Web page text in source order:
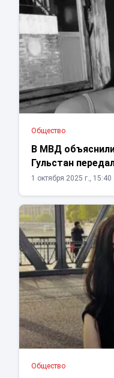
Общество
В МВД
Гульстан
1 октября 2025 г., 15:40
Общество